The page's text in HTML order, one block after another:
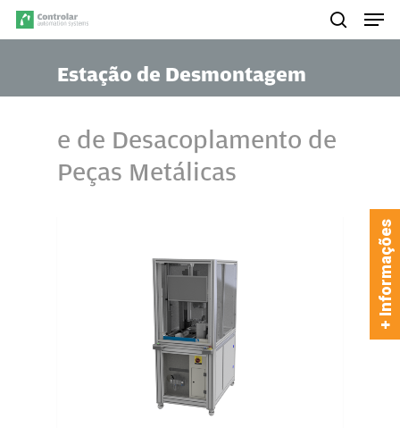
Skip
search
Estação de Desmontagem
e de Desacoplamento de
Peças Metálicas
+ Informações